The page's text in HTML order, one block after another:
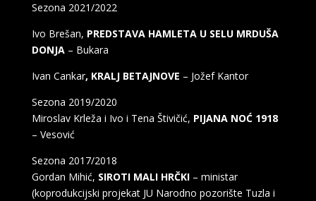
Sezona 2021/2022
Ivo Brešan, PREDSTAVA HAMLETA U SELU MRDUŠA
DONJA– Bukara
Ivan Cankar, KRALJ BETAJNOVE – Jožef Kantor
Sezona 2019/2020
Miroslav Krleža i Ivo i Tena Štivičić, PIJANA NOĆ 1918
– Vesović
Sezona 2017/2018
Gordan Mihić, SIROTI MALI HRČKI– ministar
(koprodukcijski projekat JU Narodno pozorište Tuzla i